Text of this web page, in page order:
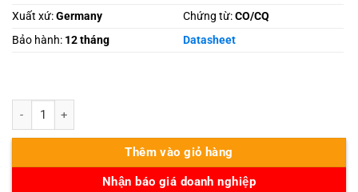
Xuất xứ:Germany Chứng từ:CO/CQ
Bảo hành: 12 tháng Datasheet
Thêm vào giỏ hàng
Nhận báo giá doanh nghiệp